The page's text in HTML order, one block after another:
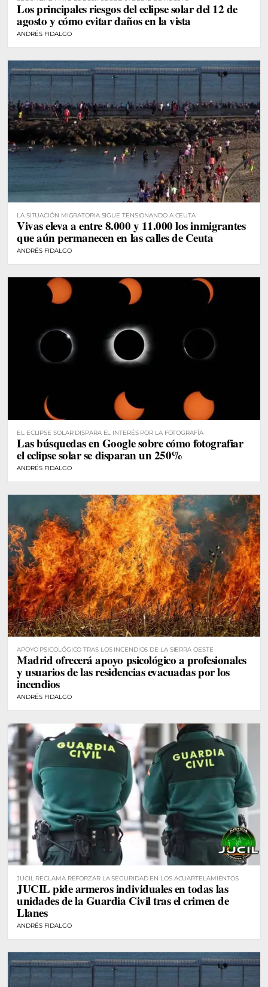
Los principales riesgos del eclipse solar del 12 de
agosto y cómo evitar daños en la vista
ANDRÉS FIDALGO
LA SITUACIÓN MIGRATORIA SIGUE TENSIONANDO A CEUTA
Vivas eleva a entre 8.000 y 11.000 los inmigrantes
que aún permanecen en las calles de Ceuta
ANDRÉS FIDALGO
EL ECLIPSE SOLAR DISPARA EL INTERÉS POR LA FOTOGRAFÍA
Las búsquedas en Google sobre cómo fotografiar
el eclipse solar se disparan un 250%
ANDRÉS FIDALGO
APOYO PSICOLÓGICO TRAS LOS INCENDIOS DE LA SIERRA OESTE
Madrid ofrecerá apoyo psicológico a profesionales
y usuarios de las residencias evacuadas por los
incendios
ANDRÉS FIDALGO
JUCIL RECLAMA REFORZAR LA SEGURIDAD EN LOS ACUARTELAMIENTOS
JUCIL pide armeros individuales en todas las
unidades de la Guardia Civil tras el crimen de
Llanes
ANDRÉS FIDALGO